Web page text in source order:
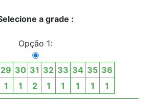
a grade :
Opção 1:
29 30 31 32 33 34 35 36
1 1 2 1 1 1 1 1